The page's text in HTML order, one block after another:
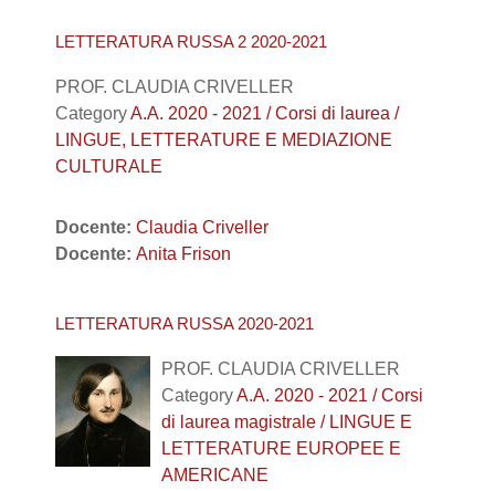
LETTERATURA RUSSA 2 2020-2021
PROF. CLAUDIA CRIVELLER
CategoryA.A. 2020 - 2021 / Corsi di laurea /
LINGUE, LETTERATURE E MEDIAZIONE
CULTURALE
Docente: Claudia Criveller
Docente: Anita Frison
LETTERATURA RUSSA 2020-2021
PROF. CLAUDIA CRIVELLER
CategoryA.A. 2020 - 2021 / Corsi
di laurea magistrale / LINGUE E
LETTERATURE EUROPEE E
AMERICANE